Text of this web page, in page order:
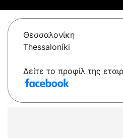
Θεσσαλονίκη
Thessaloníki
Δείτε το προφίλ της